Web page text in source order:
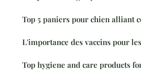
Top 5 paniers pour chien alliant
L'importance des vaccins pour
Top hygiene and care products